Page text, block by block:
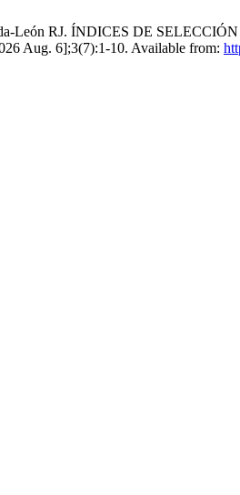
León RJ. ÍNDICES DE
Aug. 6];3(7):1-10. Available from: